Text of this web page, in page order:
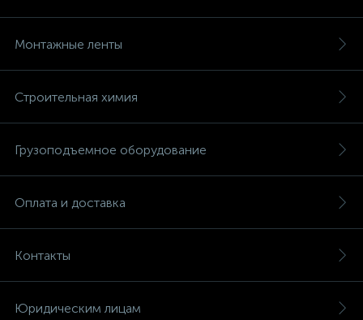
Монтажные ленты
Строительная химия
Грузоподъемное оборудование
Оплата и доставка
Контакты
Юридическим лицам